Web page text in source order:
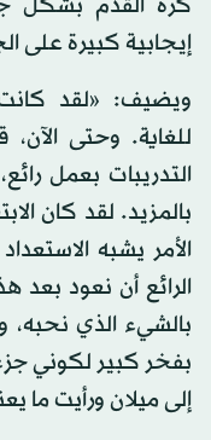
كرة القدم بشكل
إيجابية كبيرة على
ويضيف: «لقد كانت
للغاية. وحتى
التدريبات بعمل
بالمزيد. لقد كان
الأمر يشبه
الرائع أن نعود بعد
بالشيء الذي نحبه،
بفخر كبير لكوني
إلى ميلان ورأيت ما